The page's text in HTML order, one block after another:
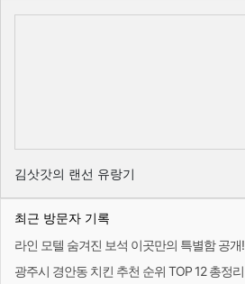
김삿갓의 랜선 유랑기
최근 방문자 기록
라인 모텔 숨겨진 보석 이곳만의 특별함 공개!
광주시 경안동 치킨 추천 순위 TOP 12 총정리